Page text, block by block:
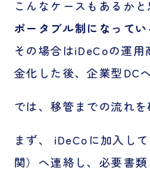
こんなケースもあるか
ポータブル制になってい
その場合はiDeCoの運
金化した後、企業型DC
では、移管までの流れを
まず、 iDeCoに加入し
関）へ連絡し、必要書